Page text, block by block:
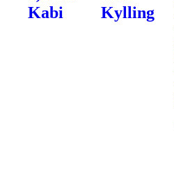
Kabi
Kylling